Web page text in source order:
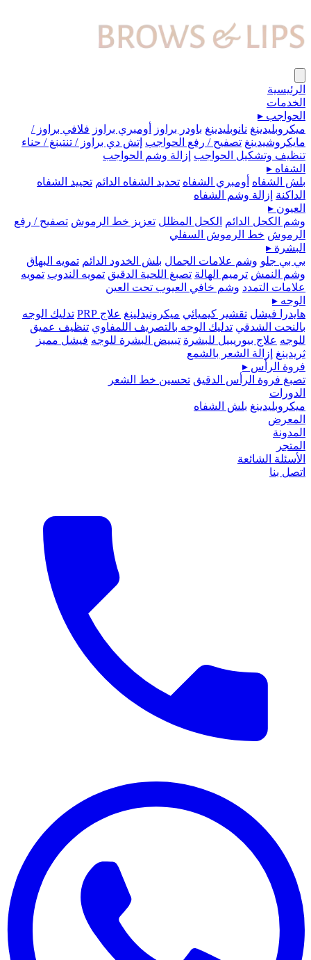
الرئيسية
الخدمات
الحواجب ▸
ميكروبلیدينغ نانوبليدينغ باودر براوز أومبري براوز فلافي براوز /
مايكروشيدينغ تصفيح / رفع الحواجب إتش دي براوز / تنتينغ / حناء
تنظيف وتشكيل الحواجب إزالة وشم الحواجب
الشفاه ▸
بلش الشفاه أومبري الشفاه تحديد الشفاه الدائم تحييد الشفاه
الداكنة إزالة وشم الشفاه
العيون ▸
وشم الكحل الدائم
الكحل المظلل تعزيز خط الرموش تصفيح / رفع
الرموش خط الرموش السفلي
البشرة ▸
بي بي جلو وشم علامات الجمال بلش الخدود الدائم تمويه البهاق
وشم النمش ترميم الهالة تصبغ اللحية الدقيق تمويه الندوب تمويه
علامات التمدد وشم خافي العيوب تحت العين
الوجه ▸
هايدرا فيشل تقشير كيميائي ميكرونيدلينغ علاج PRP
تدليك الوجه
بالنحت الشدقي تدليك الوجه بالتصريف اللمفاوي تنظيف عميق
للوجه علاج بيوريبيل للبشرة تبييض البشرة للوجه فيشل مميز
ثريدينغ إزالة الشعر بالشمع
فروة الرأس ▸
تصبغ فروة الرأس الدقيق تحسين خط الشعر
الدورات
ميكروبلیدينغ بلش الشفاه
المعرض
المدونة
المتجر
الأسئلة الشائعة
اتصل بنا